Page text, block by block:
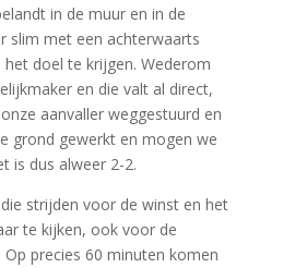
in de muur en in de
slim met een achterwaarts
doel te krijgen. Wederom
en die valt al direct,
aanvaller weggestuurd en
grond gewerkt en mogen we
is dus alweer 2-2.
strijden voor de winst en het
te kijken, ook voor de
precies 60 minuten komen